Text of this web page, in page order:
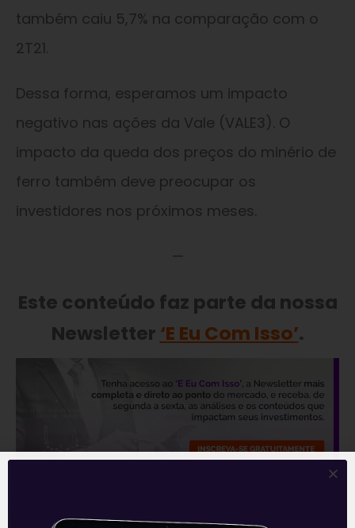
também caiu 5,7% na comparação com o
2T21.
Dessa forma, esperamos um impacto
negativo nas ações da Vale (VALE3). O
impacto da queda dos preços do minério de
ferro também deve preocupar os
investidores nos próximos meses.
—
Este conteúdo faz parte da nossa
Newsletter ‘E Eu Com Isso’.